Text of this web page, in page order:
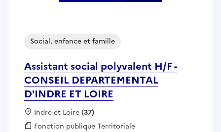
Assistant social polyvalent H/F -
CONSEIL DEPARTEMENTAL
D'INDRE ET LOIRE
Social, enfance et famille
Localisation :
Indre et Loire(37)
Fonction publique :
Fonction publique Territoriale